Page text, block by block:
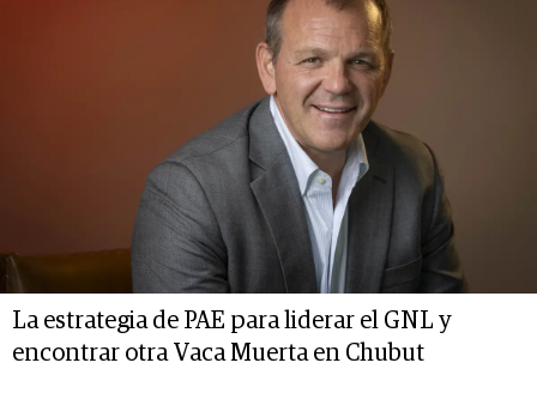
La estrategia de PAE para liderar el GNL y
encontrar otra Vaca Muerta en Chubut